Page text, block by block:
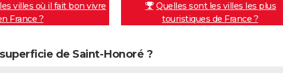
villes où il fait bon vivre
France ?
Quelles sont les villes les plus
touristiques de France ?
de Saint-Honoré ?